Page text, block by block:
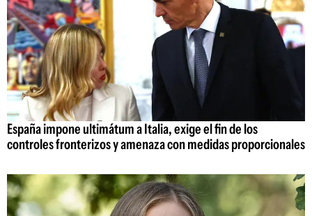
España impone ultimátum a Italia, exige el fin de los
controles fronterizos y amenaza con medidas proporcionales